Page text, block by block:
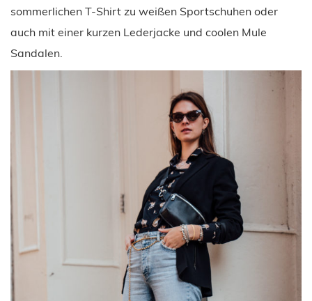
sommerlichen T-Shirt zu weißen Sportschuhen oder
auch mit einer kurzen Lederjacke und coolen Mule
Sandalen.